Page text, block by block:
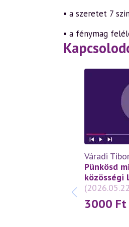
• a szeretet 7
• a fénymag
Váradi
Pünkösd
közösségi
3000 Ft